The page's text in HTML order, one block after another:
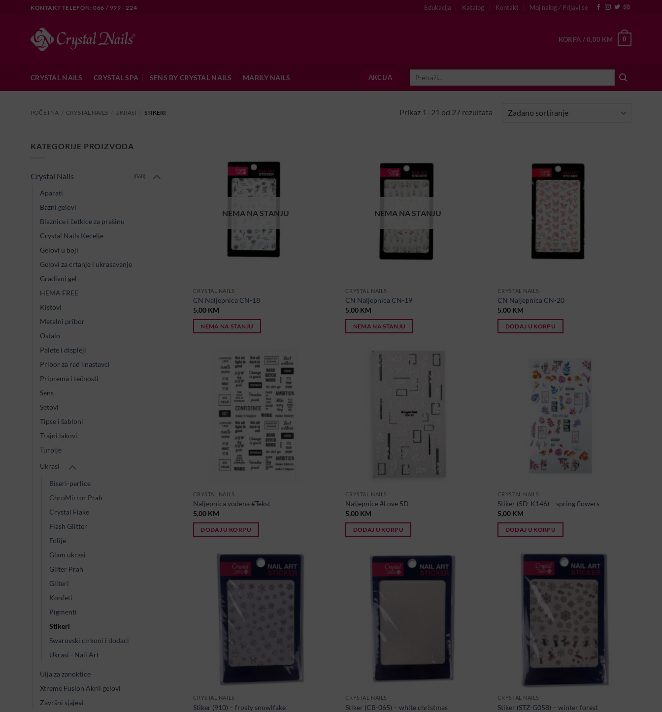
KONTAKT TELEFON: 066 / 999 - 224 Edukacija Katalog Kontakt Moj nalog / Prijavi se
KORPA /0,00 KM 0
CRYSTAL NAILS CRYSTAL SPA SENS BY CRYSTAL NAILS MARILY NAILS AKCIJA
POČETNA CRYSTAL NAILS UKRASI STIKERI Prikaz 1–21 od 27 rezultata
KATEGORIJE PROIZVODA
Crystal Nails (868)
Aparati
Bazni gelovi
Blaznice i četkice za prašinu
Crystal Nails Kecelje
Gelovi u boji
Gelovi za crtanje i ukrasavanje
Gradivni gel
HEMA FREE
Kistovi
Metalni pribor
Ostalo
Palete i displeji
Pribor za rad i nastavci
Priprema i tečnosti
Sens
Setovi
Tipse i šabloni
Trajni lakovi
Turpije
Ukrasi
Biseri-perlice
ChroMirror Prah
Crystal Flake
Flash Glitter
Folije
Glam ukrasi
Gliter Prah
Gliteri
Konfeti
Pigmenti
Stikeri
Swarovski cirkoni i dodaci
Ukrasi - Nail Art
Ulja za zanoktice
Xtreme Fusion Akril gelovi
Završni sjajevi
NEMA NA STANJU
CRYSTAL NAILS
CN Naljepnica CN-18
5,00 KM
NEMA NA STANJU
NEMA NA STANJU
CRYSTAL NAILS
CN Naljepnica CN-19
5,00 KM
NEMA NA STANJU
CRYSTAL NAILS
CN Naljepnica CN-20
5,00 KM
DODAJ U KORPU
CRYSTAL NAILS
Naljepnica vodena #Tekst
5,00 KM
DODAJ U KORPU
CRYSTAL NAILS
Naljepnice #Love 5D
5,00 KM
DODAJ U KORPU
CRYSTAL NAILS
Stiker (5D-K146) – spring flowers
5,00 KM
DODAJ U KORPU
CRYSTAL NAILS
Stiker (910) – frosty snowlfake
CRYSTAL NAILS
Stiker (CB-065) – white christmas
CRYSTAL NAILS
Stiker (STZ-G058) – winter forest